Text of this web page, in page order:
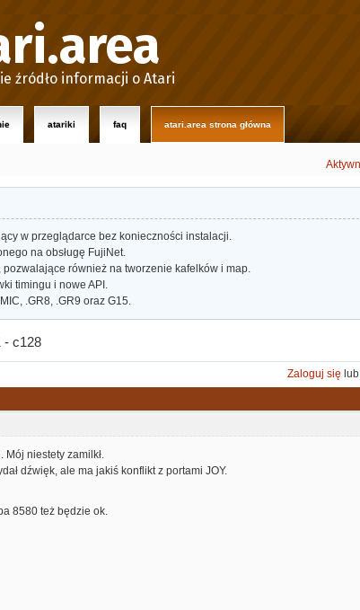
źródło informacji o Atari
atariki faq atari.area strona główna
w przeglądarce bez konieczności instalacji.
na obsługę FujiNet.
również na tworzenie kafelków i map.
timingu i nowe API.
.GR8, .GR9 oraz G15.
- c128
Zaloguj się lub
Mój niestety zamilkł.
dźwięk, ale ma jakiś konflikt z portami JOY.
8580 też będzie ok.